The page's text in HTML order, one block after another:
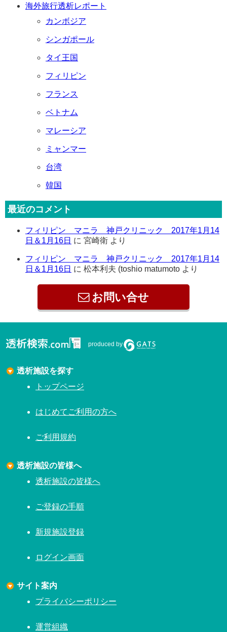
海外旅行透析レポート
カンボジア
シンガポール
タイ王国
フィリピン
フランス
ベトナム
マレーシア
ミャンマー
台湾
韓国
最近のコメント
フィリピン マニラ 神戸クリニック 2017年1月14
日＆1月16日 に 宮崎衛 より
フィリピン マニラ 神戸クリニック 2017年1月14
日＆1月16日 に 松本利夫 (toshio matumoto より
お問い合せ
produced by
透析施設を探す
トップページ
はじめてご利用の方へ
ご利用規約
透析施設の皆様へ
透析施設の皆様へ
ご登録の手順
新規施設登録
ログイン画面
サイト案内
プライバシーポリシー
運営組織